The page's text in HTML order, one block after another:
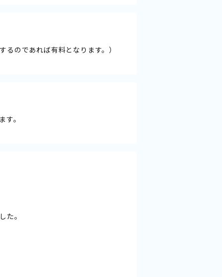
のであれば有料となります。）
。
た。